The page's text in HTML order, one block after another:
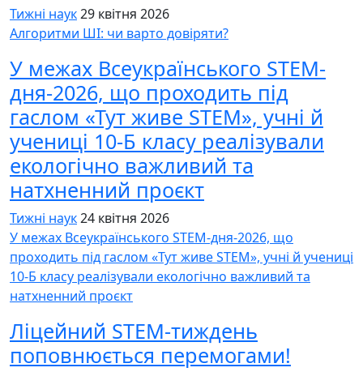
Тижні наук29 квітня 2026
Алгоритми ШІ: чи варто довіряти?
У межах Всеукраїнського STEM-
дня-2026, що проходить під
гаслом «Тут живе STEM», учні й
учениці 10-Б класу реалізували
екологічно важливий та
натхненний проєкт
Тижні наук24 квітня 2026
У межах Всеукраїнського STEM-дня-2026, що
проходить під гаслом «Тут живе STEM», учні й учениці
10-Б класу реалізували екологічно важливий та
натхненний проєкт
Ліцейний STEM-тиждень
поповнюється перемогами!